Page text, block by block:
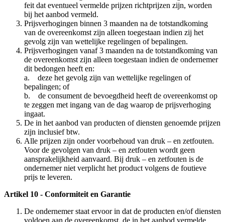
feit dat eventueel vermelde prijzen richtprijzen zijn, worden
bij het aanbod vermeld.
Prijsverhogingen binnen 3 maanden na de totstandkoming
van de overeenkomst zijn alleen toegestaan indien zij het
gevolg zijn van wettelijke regelingen of bepalingen.
Prijsverhogingen vanaf 3 maanden na de totstandkoming van
de overeenkomst zijn alleen toegestaan indien de ondernemer
dit bedongen heeft en:
a. deze het gevolg zijn van wettelijke regelingen of
bepalingen; of
b. de consument de bevoegdheid heeft de overeenkomst op
te zeggen met ingang van de dag waarop de prijsverhoging
ingaat.
De in het aanbod van producten of diensten genoemde prijzen
zijn inclusief btw.
Alle prijzen zijn onder voorbehoud van druk – en zetfouten.
Voor de gevolgen van druk – en zetfouten wordt geen
aansprakelijkheid aanvaard. Bij druk – en zetfouten is de
ondernemer niet verplicht het product volgens de foutieve
prijs te leveren.
Artikel 10 - Conformiteit en Garantie
De ondernemer staat ervoor in dat de producten en/of diensten